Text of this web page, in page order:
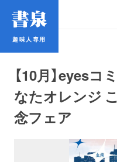
趣味人専用
【10月】eyesコ
なたオレンジ
念フェア
趣味人専用